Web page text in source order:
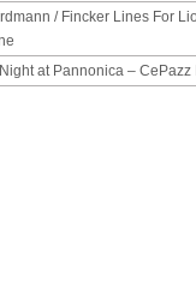
/ Fincker Lines For
Night at Pannonica –